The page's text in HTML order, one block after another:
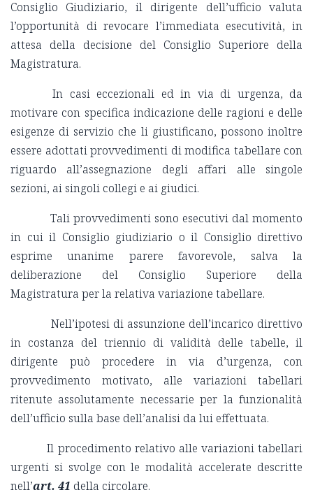
Consiglio Giudiziario, il dirigente dell’ufficio valuta
l’opportunità di revocare l’immediata esecutività, in
attesa della decisione del Consiglio Superiore della
Magistratura.
In casi eccezionali ed in via di urgenza, da
motivare con specifica indicazione delle ragioni e delle
esigenze di servizio che li giustificano, possono inoltre
essere adottati provvedimenti di modifica tabellare con
riguardo all’assegnazione degli affari alle singole
sezioni, ai singoli collegi e ai giudici.
Tali provvedimenti sono esecutivi dal momento
in cui il Consiglio giudiziario o il Consiglio direttivo
esprime unanime parere favorevole, salva la
deliberazione del Consiglio Superiore della
Magistratura per la relativa variazione tabellare.
Nell’ipotesi di assunzione dell’incarico direttivo
in costanza del triennio di validità delle tabelle, il
dirigente può procedere in via d’urgenza, con
provvedimento motivato, alle variazioni tabellari
ritenute assolutamente necessarie per la funzionalità
dell’ufficio sulla base dell’analisi da lui effettuata.
Il procedimento relativo alle variazioni tabellari
urgenti si svolge con le modalità accelerate descritte
nell’art. 41 della circolare.